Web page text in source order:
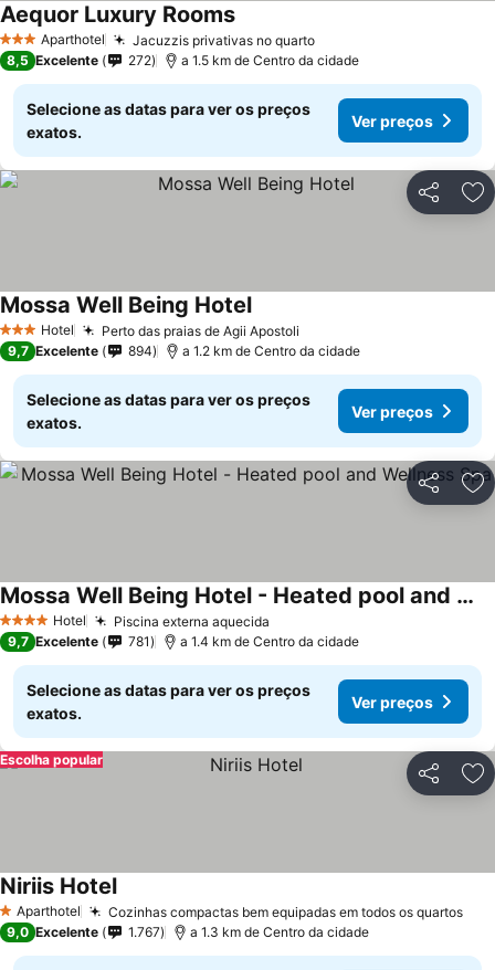
3 EstrelasAparthotel Jacuzzis privativas no quarto
Aequor Luxury Rooms
8,5 Excelente 272 a 1.5 km de Centro da cidade
Selecione as datas para ver os preços
exatos.
Ver preços
Partilhar
3 EstrelasHotel Perto das praias de Agii Apostoli
Mossa Well Being Hotel
9,7 Excelente 894 a 1.2 km de Centro da cidade
Selecione as datas para ver os preços
exatos.
Ver preços
Partilhar
4 EstrelasHotel Piscina externa aquecida
Mossa Well Being Hotel - Heated pool and Wellness Spa
9,7 Excelente 781 a 1.4 km de Centro da cidade
Selecione as datas para ver os preços
exatos.
Ver preços
Partilhar
Escolha popular
1 Estrelas
Aparthotel Cozinhas compactas bem equipadas em todos os quartos
Niriis Hotel
9,0 Excelente 1.767 a 1.3 km de Centro da cidade